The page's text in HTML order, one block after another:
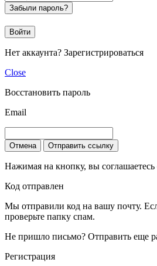
Забыли пароль?
Войти
Нет аккаунта? Зарегистрироваться
Close
Восстановить пароль
Email
Отмена Отправить ссылку
Нажимая на кнопку, вы соглашаетесь
Код отправлен
Мы отправили код на вашу почту.
проверьте папку спам.
Не пришло письмо? Отправить еще
Регистрация